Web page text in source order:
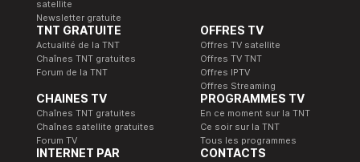
satellite
Newsletter gratuite
TNT GRATUITE
Actualité de la TNT
Chaînes TNT gratuites
Forum de la TNT
OFFRES TV
Offres TV satellite
Offres TV TNT
Offres IPTV
Offres Streaming
CHAINES TV
Chaînes TNT gratuites
Chaînes satellite gratuites
Forum TV
PROGRAMMES TV
En ce moment sur la TNT
Ce soir sur la TNT
Tous les programmes
INTERNET PAR
CONTACTS